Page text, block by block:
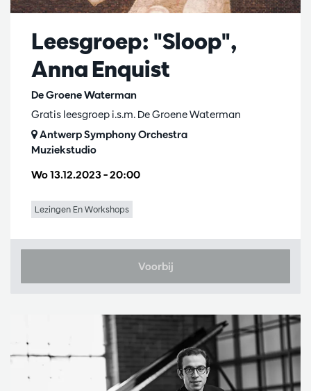
Leesgroep: "Sloop",
Anna Enquist
De Groene Waterman
Wo 13.12.2023– 20:00
Gratis leesgroep i.s.m. De Groene Waterman
Antwerp Symphony Orchestra
Muziekstudio
Lezingen En Workshops
Voorbij